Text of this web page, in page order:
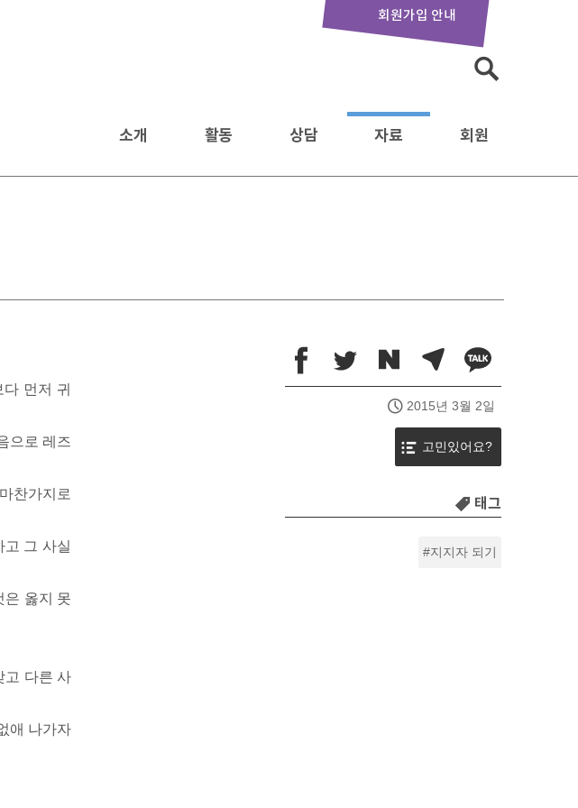
회원가입 안내
소개 활동 상담 자료 회원
먼저 귀
으로 레즈
찬가지로
그 사실
은 옳지 못
고 다른 사
애 나가자
2015년 3월 2일
고민있어요?
태그
지지자 되기